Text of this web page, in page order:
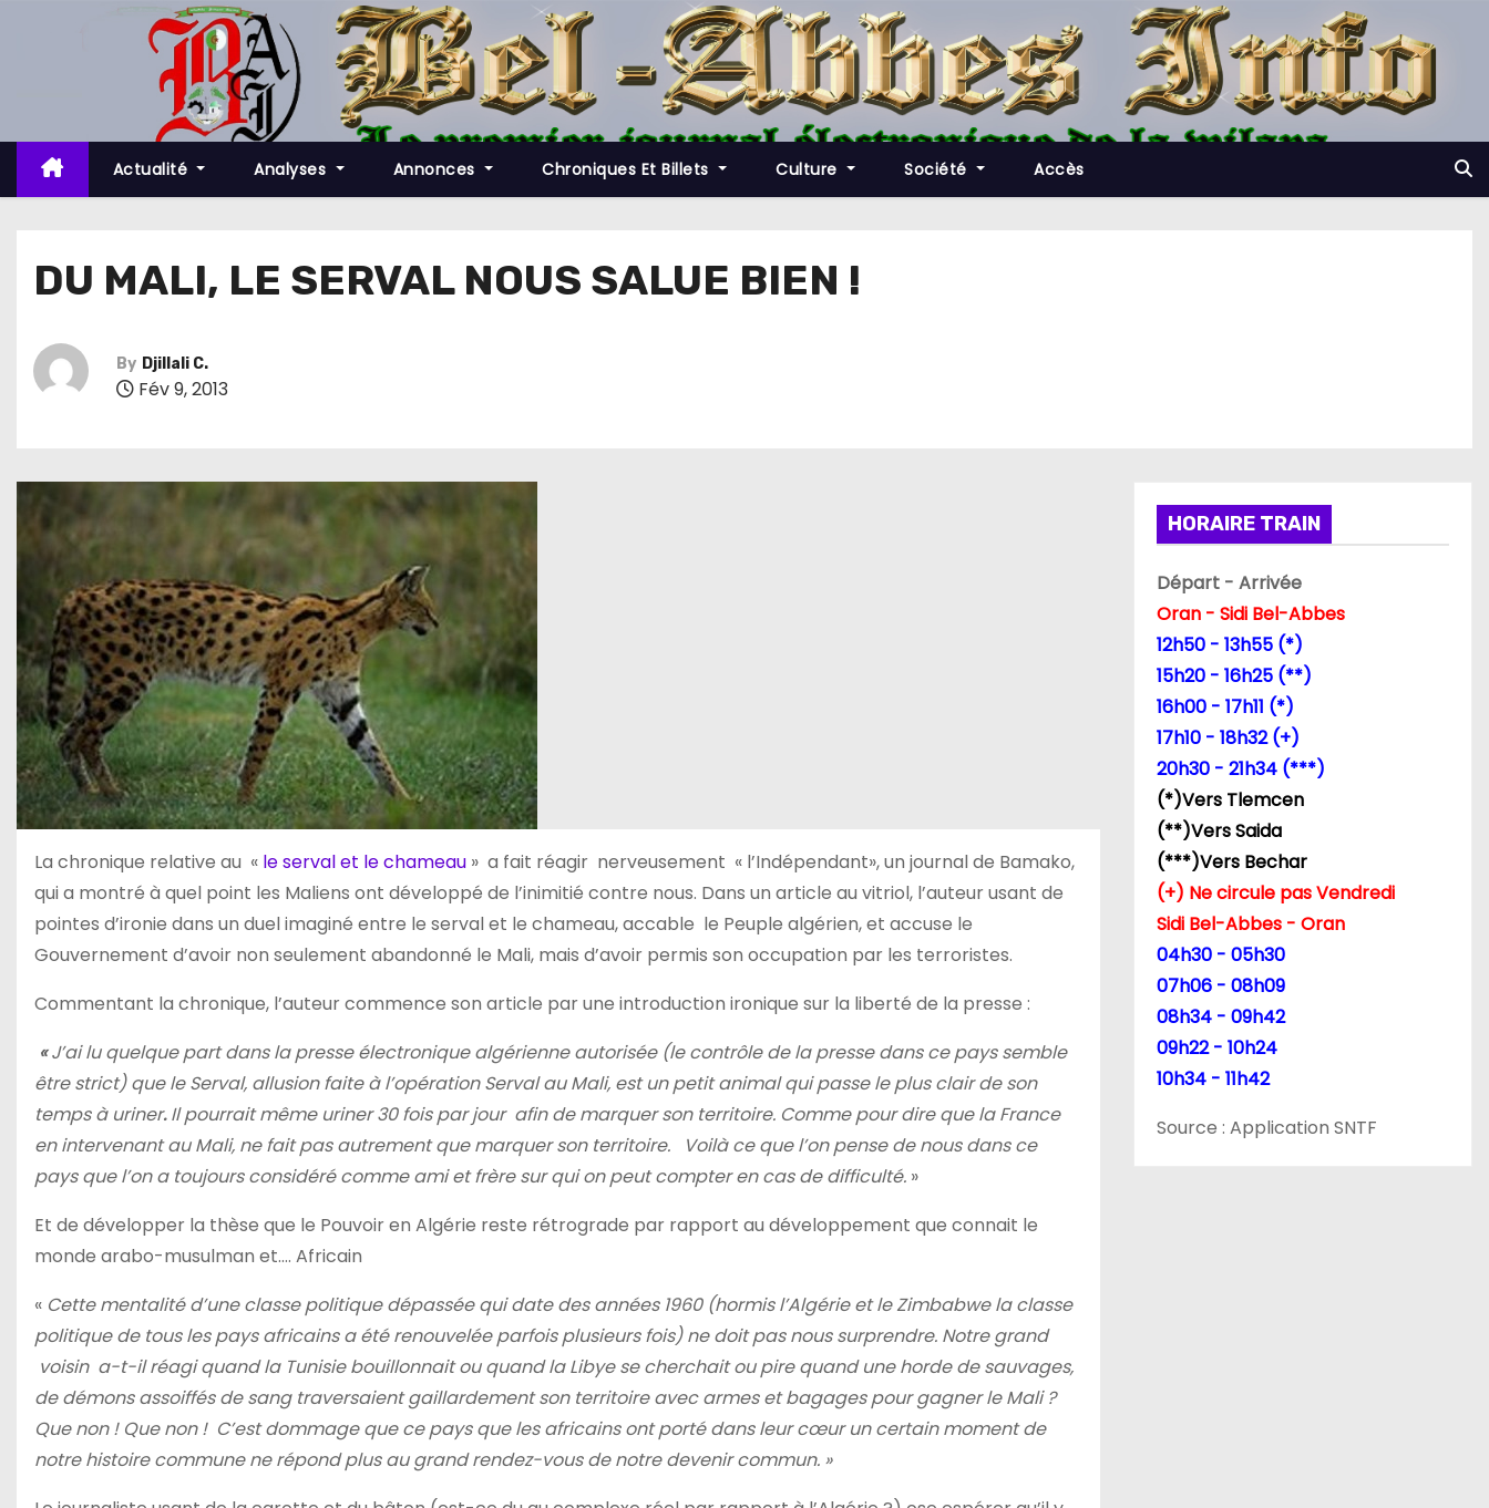
t
c
Actualité Analyses Annonces Chroniques Et Billets Culture Société Accès
DU MALI, LE SERVAL NOUS SALUE BIEN !
By Djillali C.
Fév 9, 2013
La chronique relative au « le serval et le chameau » a fait réagir nerveusement « l’Indépendant», un journal de Bamako,
qui a montré à quel point les Maliens ont développé de l’inimitié contre nous. Dans un article au vitriol, l’auteur usant de
pointes d’ironie dans un duel imaginé entre le serval et le chameau, accable le Peuple algérien, et accuse le
Gouvernement d’avoir non seulement abandonné le Mali, mais d’avoir permis son occupation par les terroristes.
Commentant la chronique, l’auteur commence son article par une introduction ironique sur la liberté de la presse :
«J’ai lu quelque part dans la presse électronique algérienne autorisée (le contrôle de la presse dans ce pays semble
être strict) que le Serval, allusion faite à l’opération Serval au Mali, est un petit animal qui passe le plus clair de son
temps à uriner.Il pourrait même uriner 30 fois par jour afin de marquer son territoire. Comme pour dire que la France
en intervenant au Mali, ne fait pas autrement que marquer son territoire. Voilà ce que l’on pense de nous dans ce
pays que l’on a toujours considéré comme ami et frère sur qui on peut compter en cas de difficulté. »
Et de développer la thèse que le Pouvoir en Algérie reste rétrograde par rapport au développement que connait le
monde arabo-musulman et…. Africain
« Cette mentalité d’une classe politique dépassée qui date des années 1960 (hormis l’Algérie et le Zimbabwe la classe
politique de tous les pays africains a été renouvelée parfois plusieurs fois) ne doit pas nous surprendre. Notre grand
voisin a-t-il réagi quand la Tunisie bouillonnait ou quand la Libye se cherchait ou pire quand une horde de sauvages,
de démons assoiffés de sang traversaient gaillardement son territoire avec armes et bagages pour gagner le Mali ?
Que non ! Que non ! C’est dommage que ce pays que les africains ont porté dans leur cœur un certain moment de
notre histoire commune ne répond plus au grand rendez-vous de notre devenir commun. »
HORAIRE TRAIN
Départ - Arrivée
Oran - Sidi Bel-Abbes
12h50 - 13h55 (*)
15h20 - 16h25 (**)
16h00 - 17h11 (*)
17h10 - 18h32 (+)
20h30 - 21h34 (***)
(*)Vers Tlemcen
(**)Vers Saida
(***)Vers Bechar
(+) Ne circule pas Vendredi
Sidi Bel-Abbes - Oran
04h30 - 05h30
07h06 - 08h09
08h34 - 09h42
09h22 - 10h24
10h34 - 11h42
Source : Application SNTF